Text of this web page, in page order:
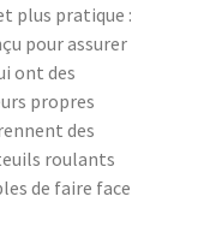
plus pratique :
pour assurer
ont des
propres
des
roulants
de faire face